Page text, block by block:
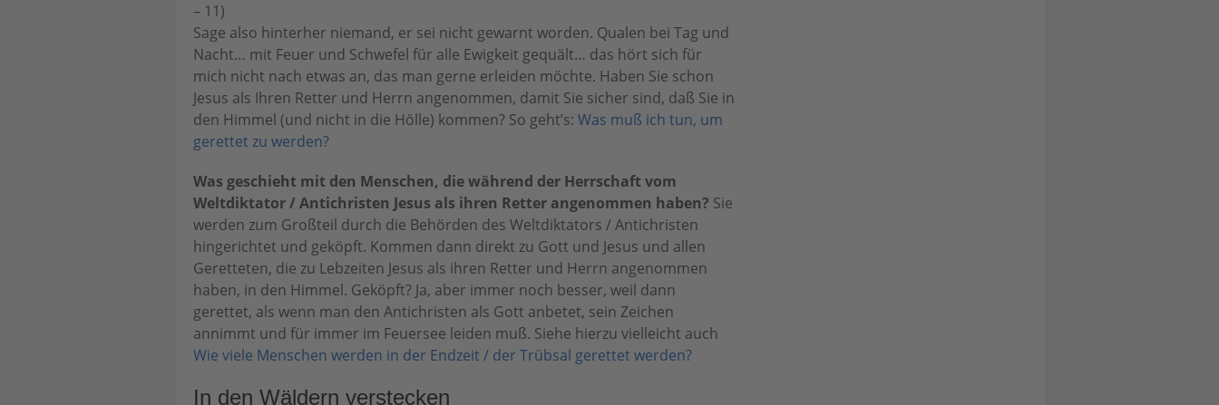
– 11)
Sage also hinterher niemand, er sei nicht gewarnt worden. Qualen bei Tag und
Nacht… mit Feuer und Schwefel für alle Ewigkeit gequält… das hört sich für
mich nicht nach etwas an, das man gerne erleiden möchte. Haben Sie schon
Jesus als Ihren Retter und Herrn angenommen, damit Sie sicher sind, daß Sie in
den Himmel (und nicht in die Hölle) kommen? So geht’s: Was muß ich tun, um
gerettet zu werden?
Was geschieht mit den Menschen, die während der Herrschaft vom
Weltdiktator / Antichristen Jesus als ihren Retter angenommen haben? Sie
werden zum Großteil durch die Behörden des Weltdiktators / Antichristen
hingerichtet und geköpft. Kommen dann direkt zu Gott und Jesus und allen
Geretteten, die zu Lebzeiten Jesus als ihren Retter und Herrn angenommen
haben, in den Himmel. Geköpft? Ja, aber immer noch besser, weil dann
gerettet, als wenn man den Antichristen als Gott anbetet, sein Zeichen
annimmt und für immer im Feuersee leiden muß. Siehe hierzu vielleicht auch
Wie viele Menschen werden in der Endzeit / der Trübsal gerettet werden?
In den Wäldern verstecken